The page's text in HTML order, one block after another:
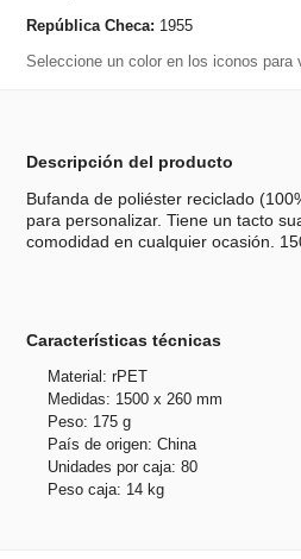
República Checa: 1955
Seleccione un color en los iconos para
Descripción del producto
Bufanda de poliéster reciclado
para personalizar. Tiene un tacto
comodidad en cualquier ocasión.
Características técnicas
Material: rPET
Medidas: 1500 x 260 mm
Peso: 175 g
País de origen: China
Unidades por caja: 80
Peso caja: 14 kg